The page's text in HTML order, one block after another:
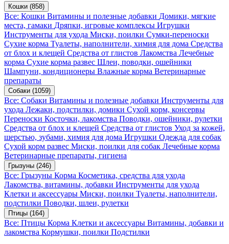
Кошки (858)
Все: Кошки Витамины и полезные добавки Домики, мягкие
места, гамаки Дряпки, игровые комплексы Игрушки
Инструменты для ухода Миски, поилки Сумки-переноски
Сухие корма Туалеты, наполнители, химия для дома Средства
от блох и клещей Средства от глистов Лакомства Лечебные
корма Сухие корма развес Шлеи, поводки, ошейники
Шампуни, кондиционеры Влажные корма Ветеринарные
препараты
Собаки (1059)
Все: Собаки Витамины и полезные добавки Инструменты для
ухода Лежаки, подстилки, домики Сухой корм, консервы
Переноски Косточки, лакомства Поводки, ошейники, рулетки
Средства от блох и клещей Средства от глистов Уход за кожей,
шерстью, зубами, химия для дома Игрушки Одежда для собак
Сухой корм развес Миски, поилки для собак Лечебные корма
Ветеринарные препараты, гигиена
Грызуны (246)
Все: Грызуны Корма Косметика, средства для ухода
Лакомства, витамины, добавки Инструменты для ухода
Клетки и аксессуары Миски, поилки Туалеты, наполнители,
подстилки Поводки, шлеи, рулетки
Птицы (164)
Все: Птицы Корма Клетки и аксессуары Витамины, добавки и
лакомства Кормушки, поилки Подстилки